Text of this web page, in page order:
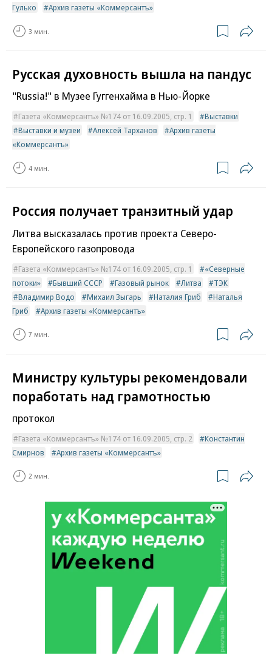
Гулько
Архив газеты «Коммерсантъ»
3 мин.
Русская духовность вышла на пандус
"Russia!" в Музее Гуггенхайма в Нью-Йорке
Газета «Коммерсантъ» №174 от 16.09.2005, стр. 1
Выставки
Выставки и музеи
Алексей Тарханов
Архив газеты
«Коммерсантъ»
4 мин.
Россия получает транзитный удар
Литва высказалась против проекта Северо-
Европейского газопровода
Газета «Коммерсантъ» №174 от 16.09.2005, стр. 1
«Северные
потоки»
Бывший СССР Газовый рынок Литва
ТЭК
Владимир Водо
Михаил Зыгарь Наталия Гриб
Наталья
Гриб
Архив газеты «Коммерсантъ»
7 мин.
Министру культуры рекомендовали
поработать над грамотностью
протокол
Газета «Коммерсантъ» №174 от 16.09.2005, стр. 2
Константин
Смирнов
Архив газеты «Коммерсантъ»
2 мин.